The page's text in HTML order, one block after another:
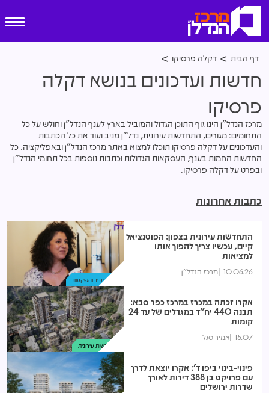
דף הבית דקלה פרסיקו
חדשות ועדכונים בנושא דקלה
פרסיקו
מרכז הנדל"ן הינו גוף התוכן הגדול והמוביל בארץ לענף הנדל"ן וחולש על כל
התחומים: מגורים, התחדשות עירונית, נדל"ן מניב ועוד את כל הכתבות
והעדכונים על דקלה פרסיקו תוכלו למצוא באתר מרכז הנדל״ן ובאפליקציה. כל
החדשות החמות בענף, העסקאות הגדולות וכתבות נוספות בכל תחומי הנדל"ן
ובפרט על דקלה פרסיקו.
כתבות אחרונות
נדל"ן מניב והשקעות
התחדשות עירונית בצפון: הפוטנציאל
קיים, עכשיו צריך להפוך אותו
למציאות
10.06.26 מרכז הנדל"ן
התחדשות עירונית
אקרו זכתה במכרז במרכז כפר סבא:
תבנה 440 יח"ד במגדלים של עד 24
קומות
15.07 אמיר סגל
פינוי-בינוי ביפו ד': אקרו יוצאת לדרך
עם פרויקט בן 388 דירות לאורך
שדרות ירושלים